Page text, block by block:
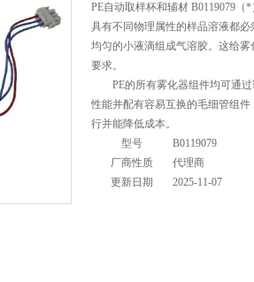
PE自动取样杯和辅材 B0119079（*
具有不同物理属性的样品溶液都
均匀的小液滴组成气溶胶。这给
要求。
PE的所有雾化器组件均可通过
性能并配有容易互换的毛细管组
行并能降低成本。
型号
B0119079
厂商性质
代理商
更新日期
2025-11-07